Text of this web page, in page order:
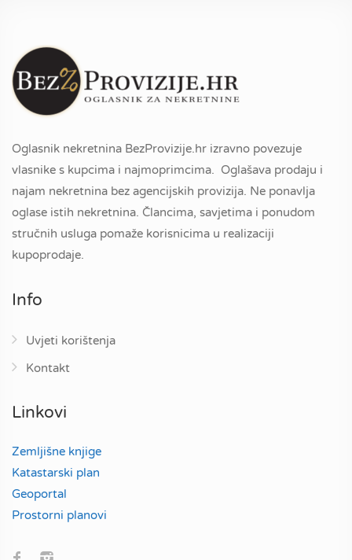
Oglasnik nekretnina BezProvizije.hr izravno povezuje
vlasnike s kupcima i najmoprimcima. Oglašava prodaju i
najam nekretnina bez agencijskih provizija. Ne ponavlja
oglase istih nekretnina. Člancima, savjetima i ponudom
stručnih usluga pomaže korisnicima u realizaciji
kupoprodaje.
Info
Uvjeti korištenja
Kontakt
Linkovi
Zemljišne knjige
Katastarski plan
Geoportal
Prostorni planovi